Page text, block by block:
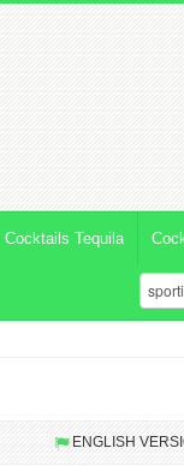
Cocktails Tequila
ENGLISH